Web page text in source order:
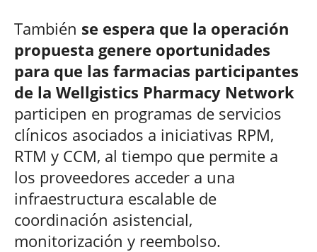
También se espera que la operación
propuesta genere oportunidades
para que las farmacias participantes
de la Wellgistics Pharmacy Network
participen en programas de servicios
clínicos asociados a iniciativas RPM,
RTM y CCM, al tiempo que permite a
los proveedores acceder a una
infraestructura escalable de
coordinación asistencial,
monitorización y reembolso.